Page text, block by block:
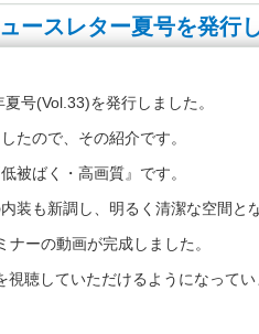
ースレター夏号を発行
号(Vol.33)を発行しました。
たので、その紹介です。
被ばく・高画質』です。
装も新調し、明るく清潔な空間と
ーの動画が完成しました。
視聴していただけるようになって